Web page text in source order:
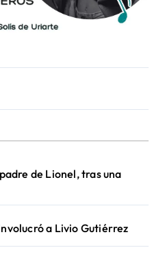
de Lionel, tras una
a Livio Gutiérrez